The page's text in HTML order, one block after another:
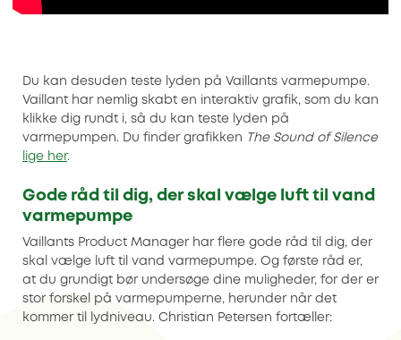
Du kan desuden teste lyden på Vaillants varmepumpe.
Vaillant har nemlig skabt en interaktiv grafik, som du kan
klikke dig rundt i, så du kan teste lyden på
varmepumpen. Du finder grafikken
The Sound of Silence
lige her.
Gode råd til dig, der skal vælge luft til vand
varmepumpe
Vaillants Product Manager har flere gode råd til dig, der
skal vælge luft til vand varmepumpe. Og første råd er,
at du grundigt bør undersøge dine muligheder, for der er
stor forskel på varmepumperne, herunder når det
kommer til lydniveau. Christian Petersen fortæller: